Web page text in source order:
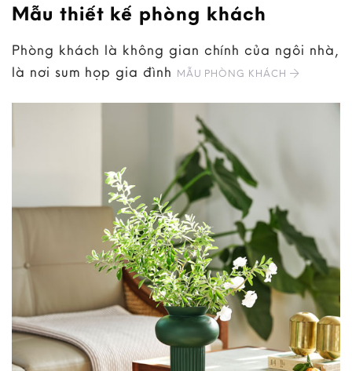
Mẫu thiết kế phòng khách
Phòng khách là không gian chính của ngôi nhà,
là nơi sum họp gia đình MẪU PHÒNG KHÁCH